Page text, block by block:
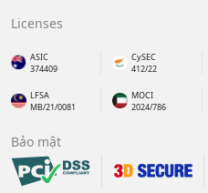
Licenses
ASIC
374409
CySEC
412/22
LFSA
MB/21/0081
MOCI
2024/786
Bảo mật